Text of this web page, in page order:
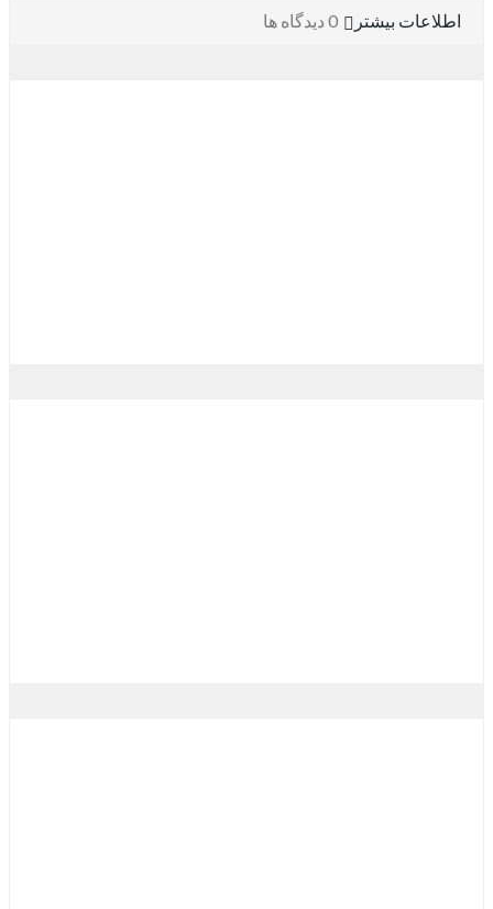
0 دیدگاه ها اطلاعات بیشتر